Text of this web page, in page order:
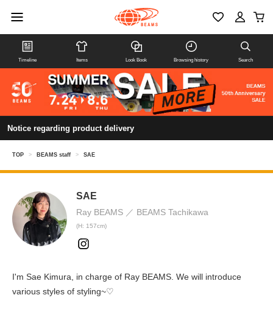
Timeline Items Look Book Browsing history Search
Notice regarding product delivery
TOP > BEAMS staff > SAE
SAE
Ray BEAMS BEAMS Tachikawa
(H: 157cm)
I'm Sae Kimura, in charge of Ray BEAMS. We will introduce
various styles of styling~♡